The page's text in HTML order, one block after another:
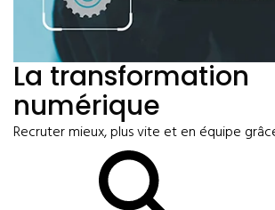
La transformation
numérique
Recruter mieux, plus vite et en équipe